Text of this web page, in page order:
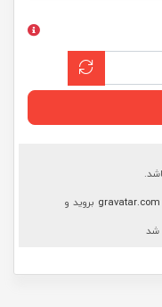
gravatar.com بروید و
شد